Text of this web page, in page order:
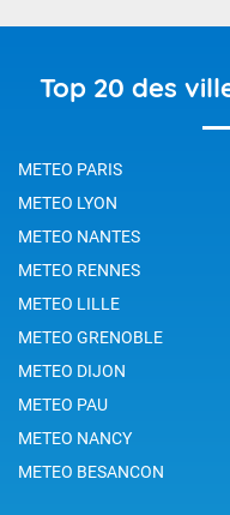
Top 20 des
METEO PARIS
METEO LYON
METEO NANTES
METEO RENNES
METEO LILLE
METEO GRENOBLE
METEO DIJON
METEO PAU
METEO NANCY
METEO BESANCON